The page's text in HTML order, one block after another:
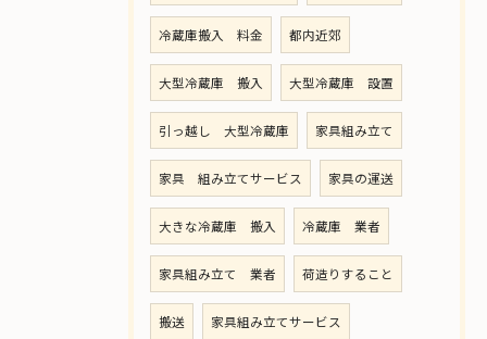
冷蔵庫搬入 料金 都内近郊
大型冷蔵庫 搬入 大型冷蔵庫 設置
引っ越し 大型冷蔵庫 家具組み立て
家具 組み立てサービス 家具の運送
大きな冷蔵庫 搬入 冷蔵庫 業者
家具組み立て 業者 荷造りすること
搬送 家具組み立てサービス